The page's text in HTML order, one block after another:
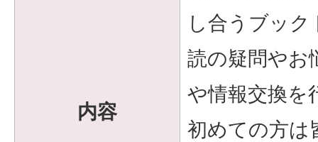
内容
し合うブッ
読の疑問やお
や情報交換を
初めての方は